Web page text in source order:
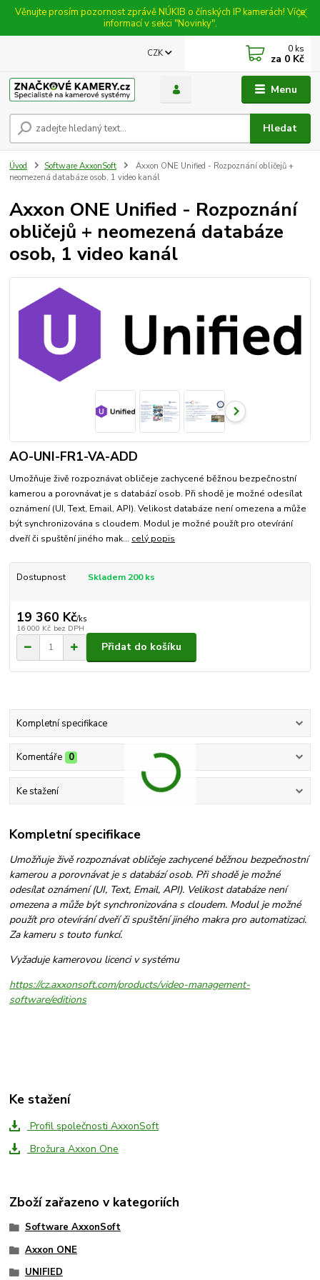
Věnujte prosím pozornost zprávě NÚKIB o čínských IP kamerách! Více
informací v sekci "Novinky".
Menu
CZK
Hledat
0 ks
za 0 Kč
Úvod Software AxxonSoft
Axxon ONE Unified - Rozpoznání obličejů +
neomezená databáze osob, 1 video kanál
Axxon ONE Unified - Rozpoznání
obličejů + neomezená databáze
osob, 1 video kanál
AO-UNI-FR1-VA-ADD
Umožňuje živě rozpoznávat obličeje zachycené běžnou bezpečnostní
kamerou a porovnávat je s databází osob. Při shodě je možné odesílat
oznámení (UI, Text, Email, API). Velikost databáze není omezena a může
být synchronizována s cloudem. Modul je možné použít pro otevírání
dveří či spuštění jiného mak... celý popis
Dostupnost Skladem 200 ks
19 360 Kč/ks
16 000 Kč bez DPH
Přidat do košíku
Kompletní specifikace
Komentáře 0
Ke stažení
Kompletní specifikace
Umožňuje živě rozpoznávat obličeje zachycené běžnou bezpečnostní
kamerou a porovnávat je s databází osob. Při shodě je možné
odesílat oznámení (UI, Text, Email, API). Velikost databáze není
omezena a může být synchronizována s cloudem. Modul je možné
použít pro otevírání dveří či spuštění jiného makra pro automatizaci.
Za kameru s touto funkcí.
Vyžaduje kamerovou licenci v systému
https://cz.axxonsoft.com/products/video-management-
software/editions
Ke stažení
Profil společnosti AxxonSoft
Brožura Axxon One
Zboží zařazeno v kategoriích
Software AxxonSoft
Axxon ONE
UNIFIED